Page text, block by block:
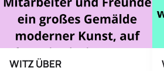
WITZ ÜBER